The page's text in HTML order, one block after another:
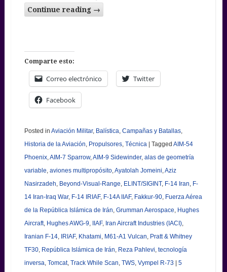
Continue reading →
Comparte esto:
Correo electrónico Twitter
Facebook
Posted in Aviación Militar, Balística, Campañas y Batallas,
Historia de la Aviación, Propulsores, Técnica Tagged AIM-54
Phoenix,AIM-7 Sparrow,AIM-9 Sidewinder, alas de geometría
variable, aviones multipropósito,Ayatolah Jomeini,Aziz
Nasirzadeh, Beyond-Visual-Range, ELINT/SIGINT, F-14 Iran, F-
14 Iran-Iraq War, F-14 IRIAF, F-14A IIAF, Fakkur-90, Fuerza Aérea
de la República Islámica de Irán, Grumman Aerospace, Hughes
Aircraft, Hughes AWG-9, IIAF, Iran Aircraft Industries (IACI),
Iranian F-14, IRIAF, Khatami, M61-A1 Vulcan, Pratt & Whitney
TF30, República Islámica de Irán, Reza Pahlevi, tecnología
inversa, Tomcat, Track While Scan, TWS, Vympel R-73
5